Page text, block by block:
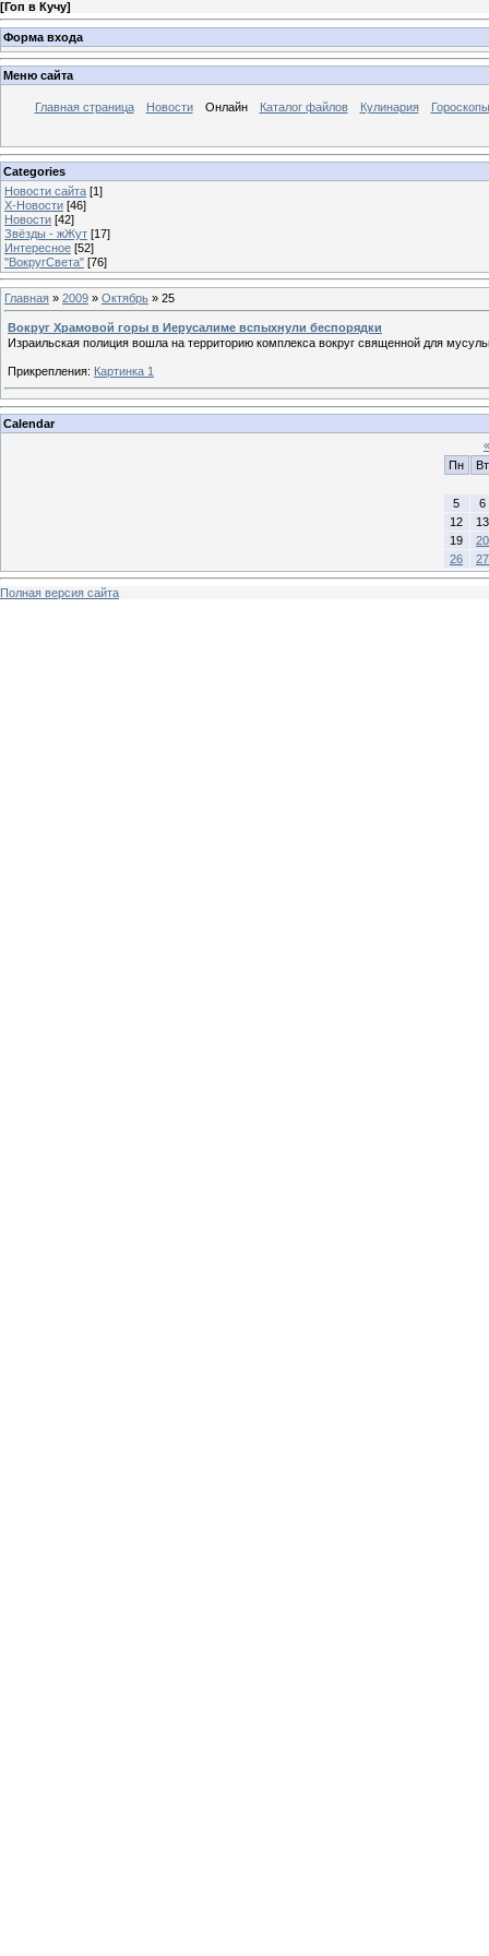
[Гоп в Кучу]
Форма входа
Меню сайта
Главная страница Новости Онлайн Каталог файлов Кулинария Гороскопы
Categories
Новости сайта [1]
Х-Новости [46]
Новости [42]
Звёзды - жЖут [17]
Интересное [52]
"ВокругСвета" [76]
Главная » 2009 » Октябрь » 25
Вокруг Храмовой горы в Иерусалиме вспыхнули беспорядки
Израильская полиция вошла на территорию комплекса вокруг священной для
Прикрепления: Картинка 1
Calendar
«
Пн
Вт
5
6
12
13
19
20
26
27
Полная версия сайта